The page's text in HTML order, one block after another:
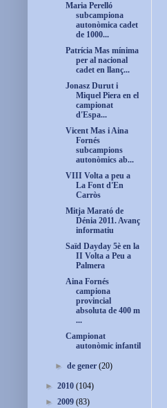
Maria Perelló
subcampiona
autonòmica cadet
de 1000...
Patrícia Mas mínima
per al nacional
cadet en llanç...
Jonasz Durut i
Miquel Piera en el
campionat
d'Espa...
Vicent Mas i Aina
Fornés
subcampions
autonòmics ab...
VIII Volta a peu a
La Font d'En
Carròs
Mitja Marató de
Dénia 2011. Avanç
informatiu
Saïd Dayday 5è en la
II Volta a Peu a
Palmera
Aina Fornés
campiona
provincial
absoluta de 400 m
...
Campionat
autonòmic infantil
►de gener(20)
► 2010 (104)
► 2009 (83)